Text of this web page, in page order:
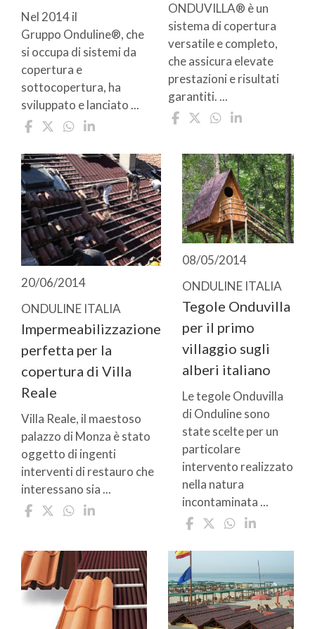
Nel 2014 il
Gruppo Onduline®, che
si occupa di sistemi da
copertura e
sottocopertura, ha
sviluppato e lanciato ...
ONDUVILLA® è un
sistema di copertura
versatile e completo,
che assicura elevate
prestazioni e risultati
garantiti. ...
20/06/2014
ONDULINE ITALIA
Impermeabilizzazione
perfetta per la
copertura di Villa
Reale
Villa Reale, il maestoso
palazzo di Monza è stato
oggetto di ingenti
interventi di restauro che
interessano sia ...
08/05/2014
ONDULINE ITALIA
Tegole Onduvilla
per il primo
villaggio sugli
alberi italiano
Le tegole Onduvilla
di Onduline sono
state scelte per un
particolare
intervento realizzato
nella natura
incontaminata ...